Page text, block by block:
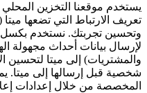
يستخدم موقعنا التخزين
تعريف الارتباط التي تضعها
وتحسين تجربتك. نستخدم بكسل
لإرسال بيانات أحداث مجهولة
والمشتريات) إلى ميتا لتحسين
شخصية قبل إرسالها إلى ميتا.
المخصصة من خلال إعدادات